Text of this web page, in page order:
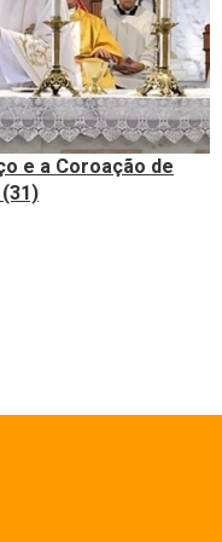
e a Coroação de